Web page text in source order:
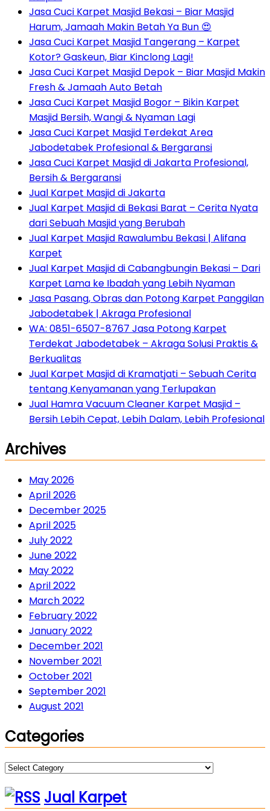
Jasa Cuci Karpet Masjid Bekasi – Biar Masjid
Harum, Jamaah Makin Betah Ya Bun 😍
Jasa Cuci Karpet Masjid Tangerang – Karpet
Kotor? Gaskeun, Biar Kinclong Lagi!
Jasa Cuci Karpet Masjid Depok – Biar Masjid Makin
Fresh & Jamaah Auto Betah
Jasa Cuci Karpet Masjid Bogor – Bikin Karpet
Masjid Bersih, Wangi & Nyaman Lagi
Jasa Cuci Karpet Masjid Terdekat Area
Jabodetabek Profesional & Bergaransi
Jasa Cuci Karpet Masjid di Jakarta Profesional,
Bersih & Bergaransi
Jual Karpet Masjid di Jakarta
Jual Karpet Masjid di Bekasi Barat – Cerita Nyata
dari Sebuah Masjid yang Berubah
Jual Karpet Masjid Rawalumbu Bekasi | Alifana
Karpet
Jual Karpet Masjid di Cabangbungin Bekasi – Dari
Karpet Lama ke Ibadah yang Lebih Nyaman
Jasa Pasang, Obras dan Potong Karpet Panggilan
Jabodetabek | Akraga Profesional
WA: 0851-6507-8767 Jasa Potong Karpet
Terdekat Jabodetabek – Akraga Solusi Praktis &
Berkualitas
Jual Karpet Masjid di Kramatjati – Sebuah Cerita
tentang Kenyamanan yang Terlupakan
Jual Hamra Vacuum Cleaner Karpet Masjid –
Bersih Lebih Cepat, Lebih Dalam, Lebih Profesional
Archives
May 2026
April 2026
December 2025
April 2025
July 2022
June 2022
May 2022
April 2022
March 2022
February 2022
January 2022
December 2021
November 2021
October 2021
September 2021
August 2021
Categories
Categories
Jual Karpet